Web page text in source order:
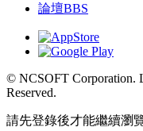
論壇BBS
© NCSOFT Corporation.
Reserved.
請先登錄後才能繼續瀏